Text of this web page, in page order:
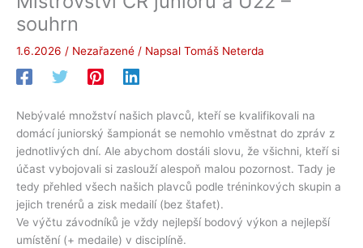
souhrn
1.6.2026 / Nezařazené / Napsal Tomáš Neterda
Nebývalé množství našich plavců, kteří se kvalifikovali na
domácí juniorský šampionát se nemohlo vměstnat do zpráv z
jednotlivých dní. Ale abychom dostáli slovu, že všichni, kteří si
účast vybojovali si zaslouží alespoň malou pozornost. Tady je
tedy přehled všech našich plavců podle tréninkových skupin a
jejich trenérů a zisk medailí (bez štafet).
Ve výčtu závodníků je vždy nejlepší bodový výkon a nejlepší
umístění (+ medaile) v disciplíně.